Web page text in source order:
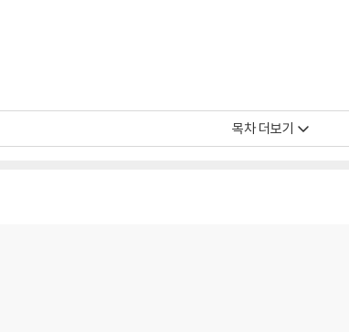
목차 더보기